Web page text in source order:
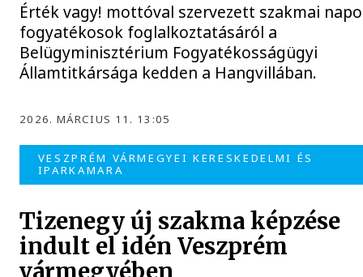
Érték vagy! mottóval szervezett szakmai
fogyatékosok foglalkoztatásáról a
Belügyminisztérium Fogyatékosságügyi
Államtitkársága kedden a Hangvillában.
2026. MÁRCIUS 11. 13:05
VESZPRÉM VÁRMEGYEI KERESKEDELMI ÉS
IPARKAMARA
Tizenegy új szakma képzése
indult el idén Veszprém